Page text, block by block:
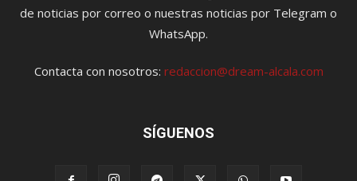
de noticias por correo o nuestras noticias por Telegram o
WhatsApp.
Contacta con nosotros: redaccion@dream-alcala.com
SÍGUENOS